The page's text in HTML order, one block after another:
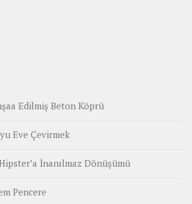
Edilmiş Beton Köprü
Eve Çevirmek
İnanılmaz Dönüşümü
Pencere